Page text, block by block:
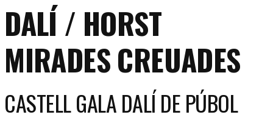
DALÍ / HORST
MIRADES CREUADES
CASTELL GALA DALÍ DE PÚBOL